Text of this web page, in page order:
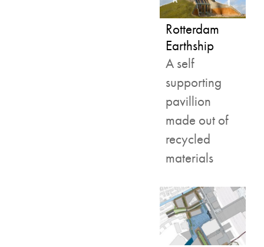
Rotterdam
Earthship
A self
supporting
pavillion
made out of
recycled
materials